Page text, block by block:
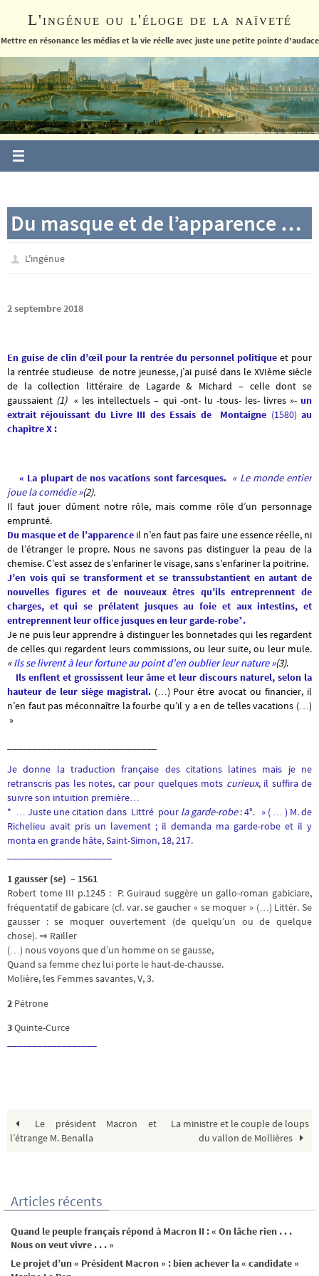
le
L'ingénue ou l'éloge de la naïveté
Mettre en résonance les médias et la vie réelle avec juste une petite pointe d'audace
Du masque et de l’apparence …
L'ingénue
2 septembre 2018
En guise de clin d’œil pour la rentrée du personnel politique et pour
la rentrée studieuse de notre jeunesse, j’ai puisé dans le XVIème siècle
de la collection littéraire de Lagarde & Michard – celle dont se
gaussaient (1)« les intellectuels – qui -ont- lu -tous- les- livres »-un
extrait réjouissant du Livre III des Essais de Montaigne (1580) au
chapitreX :
« La plupart de nos vacations sont farcesques. « Le monde entier
joue la comédie »(2).
Il faut jouer dûment notre rôle, mais comme rôle d’un personnage
emprunté.
Du masque et de l’apparenceil n’en faut pas faire une essence réelle, ni
de l’étranger le propre. Nous ne savons pas distinguer la peau de la
chemise. C’est assez de s’enfariner le visage, sans s’enfariner la poitrine.
J’en vois qui se transforment et se transsubstantient en autant de
nouvelles figures et de nouveaux êtres qu’ils entreprennent de
charges, et qui se prélatent jusques au foie et aux intestins, et
entreprennent leur office jusques en leur garde-robe*.
Je ne puis leur apprendre à distinguer les bonnetades qui les regardent
de celles qui regardent leurs commissions, ou leur suite, ou leur mule.
«Ils se livrent à leur fortune au point d’en oublier leur nature »(3).
Ils enflent et grossissent leur âme et leur discours naturel, selon la
hauteur de leur siège magistral.(…) Pour être avocat ou financier, il
n’en faut pas méconnaître la fourbe qu’il y a en de telles vacations (…)
»
Je donne la traduction française des citations latines mais je ne
retranscris pas les notes, car pour quelques mots curieux, il suffira de
suivre son intuition première…
* … Juste une citation dans Littré pour la garde-robe: 4°. » ( … ) M. de
Richelieu avait pris un lavement ; il demanda ma garde-robe et il y
monta en grande hâte, Saint-Simon, 18, 217.
1 gausser (se) – 1561
Robert tome III p.1245 : P. Guiraud suggère un gallo-roman gabiciare,
fréquentatif de gabicare (cf. var. se gaucher « se moquer » (…) Littér. Se
gausser : se moquer ouvertement (de quelqu’un ou de quelque
chose). ⇒ Railler
(…) nous voyons que d’un homme on se gausse,
Quand sa femme chez lui porte le haut-de-chausse.
Molière, les Femmes savantes, V, 3.
2 Pétrone
3Quinte-Curce
Le président Macron et
l’étrange M. Benalla
La ministre et le couple de loups
du vallon de Mollières
Articles récents
Quand le peuple français répond à Macron II : « On lâche rien . . .
Nous on veut vivre . . . »
Le projet d’un « Président Macron » : bien achever la « candidate »